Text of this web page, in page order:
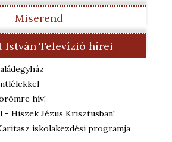
Miserend
István Televízió hírei
hív!
- Hiszek Jézus Krisztusban!
iskolakezdési programja